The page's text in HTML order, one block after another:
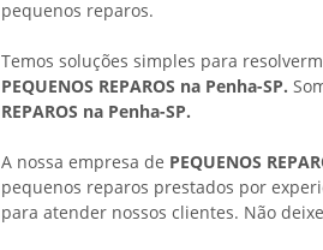
pequenos reparos.
Temos soluções simples para
PEQUENOS REPAROS na Penha-SP.
REPAROS na Penha-SP.
A nossa empresa de PEQUENOS
pequenos reparos prestados por
para atender nossos clientes. Não